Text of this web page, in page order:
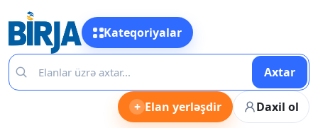
Kateqoriyalar
Axtar
+ Elan yerləşdir Daxil ol